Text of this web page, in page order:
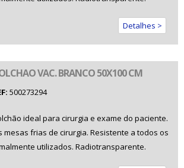
Detalhes >
VAC. BRANCO 50X100 CM
500273294
ideal para cirurgia e exame do paciente.
mesas frias de cirurgia. Resistente a todos os
utilizados. Radiotransparente.